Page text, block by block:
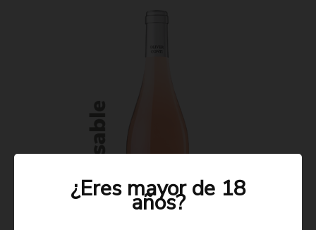
¿Eres mayor de 18
años?